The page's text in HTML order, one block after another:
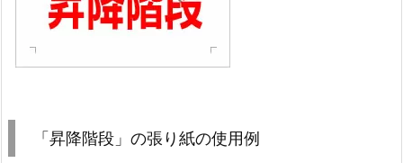
「昇降階段」の張り紙の使用例